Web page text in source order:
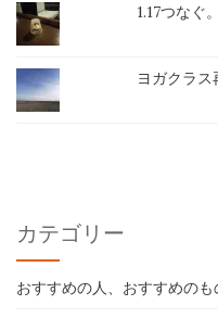
1.17つなぐ。
ヨガクラス
カテゴリー
おすすめの人、おすすめのも